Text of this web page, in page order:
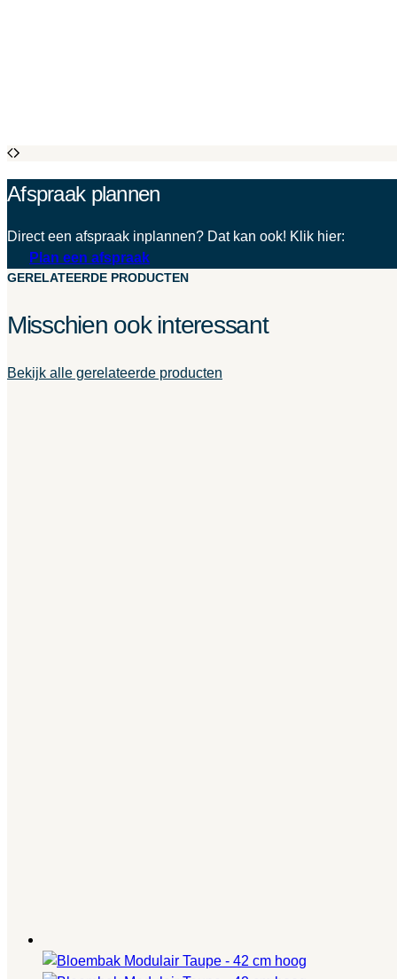
Afspraak plannen
Direct een afspraak inplannen? Dat kan ook! Klik hier:
Plan een afspraak
GERELATEERDE PRODUCTEN
Misschien ook interessant
Bekijk alle gerelateerde producten